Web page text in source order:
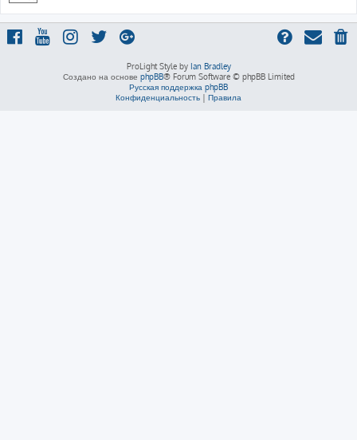
ProLight Style by Ian Bradley
Создано на основе phpBB® Forum Software © phpBB Limited
Русская поддержка phpBB
Конфиденциальность | Правила